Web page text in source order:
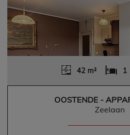
42 m² 1
OOSTENDE -
Zeelaan